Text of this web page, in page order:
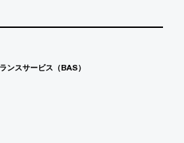
ンスサービス（BAS）